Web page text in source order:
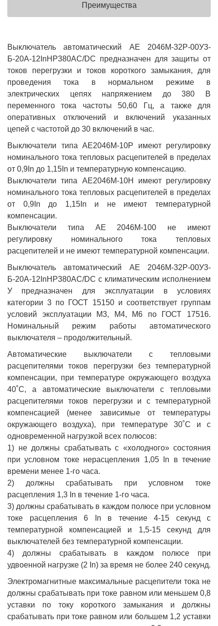
Преимущества
Выключатель автоматический АЕ 2046М-32Р-00У3-
Б-20А-12InНР380AC/DC предназначен для защиты от
токов перегрузки и токов короткого замыкания, для
проведения тока в нормальном режиме в
электрических цепях напряжением до 380 В
переменного тока частоты 50,60 Гц, а также для
оперативных отключений и включений указанных
цепей с частотой до 30 включений в час.
Выключатели типа АЕ2046М-10Р имеют регулировку
номинального тока тепловых расцепителей в пределах
от 0,9In до 1,15In и температурную компенсацию.
Выключатели типа АЕ2046М-10Н имеют регулировку
номинального тока тепловых расцепителей в пределах
от 0,9In до 1,15In и не имеют температурной
компенсации.
Выключатели типа АЕ 2046М-100 не имеют
регулировку номинального тока тепловых
расцепителей и не имеют температурной компенсации.
Выключатель автоматический АЕ 2046М-32Р-00У3-
Б-20А-12InНР380AC/DC с климатическим исполнением
У предназначен для эксплуатации в условиях
категории 3 по ГОСТ 15150 и соответствует группам
условий эксплуатации М3, М4, М6 по ГОСТ 17516.
Номинальный режим работы автоматического
выключателя – продолжительный.
Автоматические выключатели с тепловыми
расцепителями токов перегрузки без температурной
компенсации, при температуре окружающего воздуха
40˚С, а автоматические выключатели с тепловыми
расцепителями токов перегрузки и с температурной
компенсацией (менее зависимые от температуры
окружающего воздуха), при температуре 30˚С и с
одновременной нагрузкой всех полюсов:
1) не должны срабатывать с «холодного» состояния
при условном токе нерасцепления 1,05 In в течение
времени менее 1-го часа.
2) должны срабатывать при условном токе
расцепления 1,3 In в течение 1-го часа.
3) должны срабатывать в каждом полюсе при условном
токе расцепления 6 In в течение 4-15 секунд с
температурной компенсацией и 1,5-15 секунд для
выключателей без температурной компенсации.
4) должны срабатывать в каждом полюсе при
удвоенной нагрузке (2 In) за время не более 240 секунд.
Электромагнитные максимальные расцепители тока не
должны срабатывать при токе равном или меньшем 0,8
уставки по току короткого замыкания и должны
срабатывать при токе равном или большем 1,2 уставки